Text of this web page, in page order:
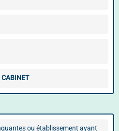
CABINET
ou établissement ayant